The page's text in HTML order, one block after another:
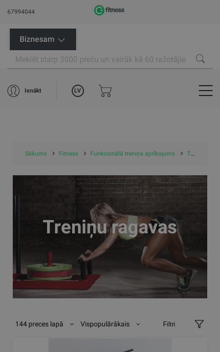
67994044
Biznesam
Ienākt LV
Sākums Fitness Funkcionālā treniņa aprīkojums Treniņu ragavas
Treniņu ragavas
144 preces lapā Vispopulārākais Filtri